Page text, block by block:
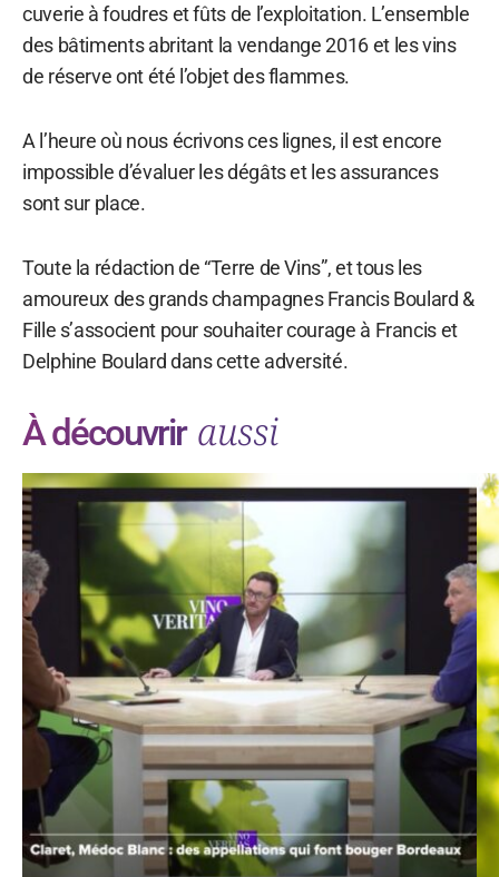
cuverie à foudres et fûts de l’exploitation. L’ensemble
des bâtiments abritant la vendange 2016 et les vins
de réserve ont été l’objet des flammes.
A l’heure où nous écrivons ces lignes, il est encore
impossible d’évaluer les dégâts et les assurances
sont sur place.
Toute la rédaction de “Terre de Vins”, et tous les
amoureux des grands champagnes Francis Boulard &
Fille s’associent pour souhaiter courage à Francis et
Delphine Boulard dans cette adversité.
À découvrir aussi